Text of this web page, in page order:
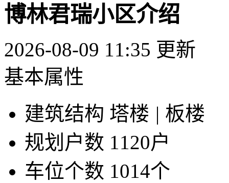
博林君瑞小区介绍
2026-08-09 11:35 更新
基本属性
建筑结构 塔楼 | 板楼
规划户数 1120户
车位个数 1014个